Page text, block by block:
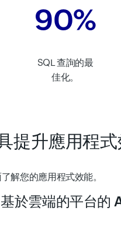
90%
SQL 查詢的最
佳化。
升應用程式
解您的應用程式效能。
基於雲端的平台的